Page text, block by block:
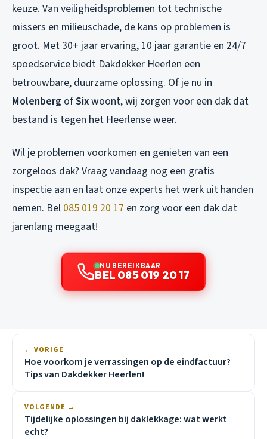
keuze. Van veiligheidsproblemen tot technische
missers en milieuschade, de kans op problemen is
groot. Met 30+ jaar ervaring, 10 jaar garantie en 24/7
spoedservice biedt Dakdekker Heerlen een
betrouwbare, duurzame oplossing. Of je nu in
Molenberg ofSixwoont, wij zorgen voor een dak dat
bestand is tegen het Heerlense weer.
Wil je problemen voorkomen en genieten van een
zorgeloos dak? Vraag vandaag nog een gratis
inspectie aan en laat onze experts het werk uit handen
nemen. Bel 085 019 20 17 en zorg voor een dak dat
jarenlang meegaat!
NU BEREIKBAAR
BEL 085 019 20 17
← VORIGE
Hoe voorkom je verrassingen op de eindfactuur?
Tips van Dakdekker Heerlen!
VOLGENDE →
Tijdelijke oplossingen bij daklekkage: wat werkt
echt?